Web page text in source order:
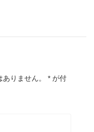
りません。 * が付